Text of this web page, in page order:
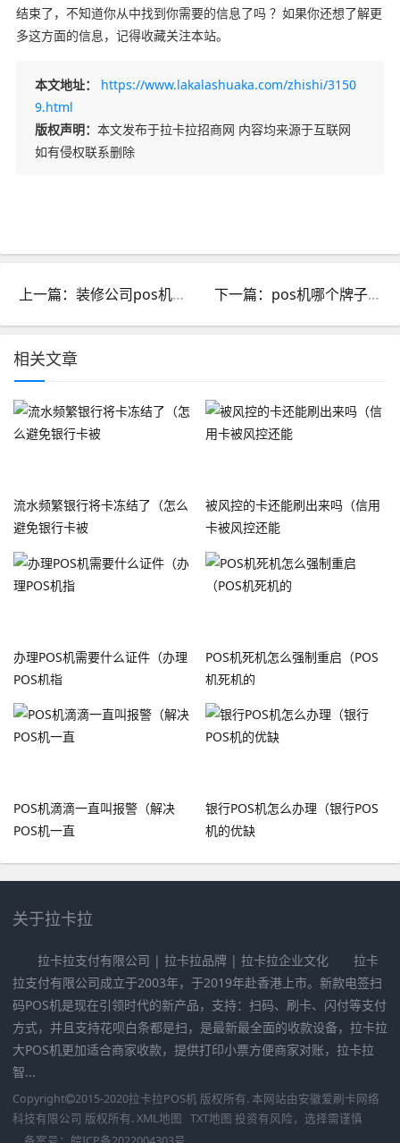
结束了，不知道你从中找到你需要的信息了吗 ？如果你还想了解更
多这方面的信息，记得收藏关注本站。
本文地址：
https://www.lakalashuaka.com/zhishi/3150
9.html
版权声明： 本文发布于拉卡拉招商网 内容均来源于互联网
如有侵权联系删除
上一篇：装修公司pos机费率多少_装修公司pos机费率多少 下一篇：pos机哪个牌子最正规_pos机哪个牌子最正规费率最低
相关文章
流水频繁银行将卡冻结了（怎么
避免银行卡被
被风控的卡还能刷出来吗（信用
卡被风控还能
办理POS机需要什么证件（办理
POS机指
POS机死机怎么强制重启（POS
机死机的
POS机滴滴一直叫报警（解决
POS机一直
银行POS机怎么办理（银行POS
机的优缺
关于拉卡拉
拉卡拉支付有限公司 | 拉卡拉品牌 | 拉卡拉企业文化 拉卡
拉支付有限公司成立于2003年，于2019年赴香港上市。新款电签扫
码POS机是现在引领时代的新产品，支持：扫码、刷卡、闪付等支付
方式，并且支持花呗白条都是扫，是最新最全面的收款设备，拉卡拉
大POS机更加适合商家收款，提供打印小票方便商家对账，拉卡拉
智...
Copyright 2015-2020拉卡拉POS机 版权所有. 本网站由安徽爱刷卡网络
科技有限公司 版权所有. XML地图 TXT地图 投资有风险，选择需谨慎